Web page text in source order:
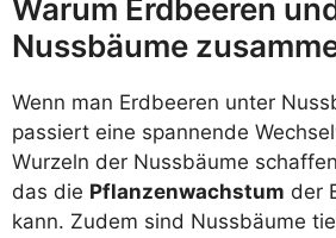
Warum Erdbeeren
Nussbäume
Wenn man Erdbeeren unter
passiert eine spannende
Wurzeln der Nussbäume
das die Pflanzenwachstum der
kann. Zudem sind Nussbäume